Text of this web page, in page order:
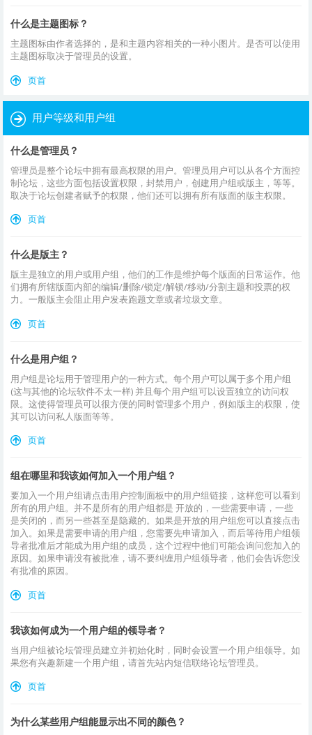
什么是主题图标？
主题图标由作者选择的，是和主题内容相关的一种小图片。是否可以使用
主题图标取决于管理员的设置。
页首
用户等级和用户组
什么是管理员？
管理员是整个论坛中拥有最高权限的用户。管理员用户可以从各个方面控
制论坛，这些方面包括设置权限，封禁用户，创建用户组或版主，等等。
取决于论坛创建者赋予的权限，他们还可以拥有所有版面的版主权限。
页首
什么是版主？
版主是独立的用户或用户组，他们的工作是维护每个版面的日常运作。他
们拥有所辖版面内部的编辑/删除/锁定/解锁/移动/分割主题和投票的权
力。一般版主会阻止用户发表跑题文章或者垃圾文章。
页首
什么是用户组？
用户组是论坛用于管理用户的一种方式。每个用户可以属于多个用户组
(这与其他的论坛软件不太一样) 并且每个用户组可以设置独立的访问权
限。这使得管理员可以很方便的同时管理多个用户，例如版主的权限，使
其可以访问私人版面等等。
页首
组在哪里和我该如何加入一个用户组？
要加入一个用户组请点击用户控制面板中的用户组链接，这样您可以看到
所有的用户组。并不是所有的用户组都是 开放的，一些需要申请，一些
是关闭的，而另一些甚至是隐藏的。如果是开放的用户组您可以直接点击
加入。如果是需要申请的用户组，您需要先申请加入，而后等待用户组领
导者批准后才能成为用户组的成员，这个过程中他们可能会询问您加入的
原因。如果申请没有被批准，请不要纠缠用户组领导者，他们会告诉您没
有批准的原因。
页首
我该如何成为一个用户组的领导者？
当用户组被论坛管理员建立并初始化时，同时会设置一个用户组领导。如
果您有兴趣新建一个用户组，请首先站内短信联络论坛管理员。
页首
为什么某些用户组能显示出不同的颜色？